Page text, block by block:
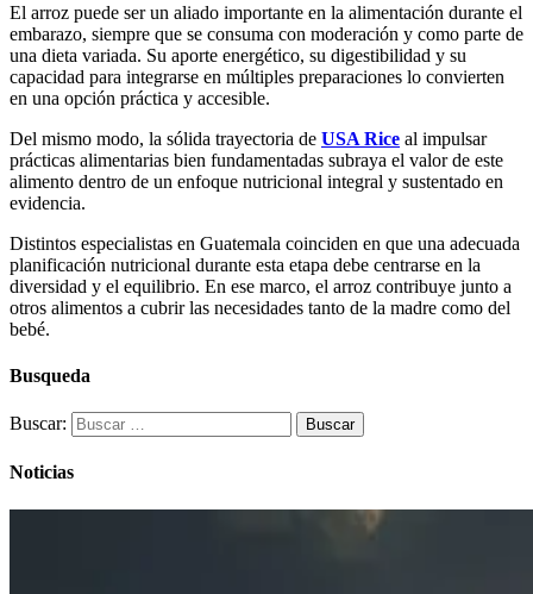
El arroz puede ser un aliado importante en la alimentación durante el
embarazo, siempre que se consuma con moderación y como parte de
una dieta variada. Su aporte energético, su digestibilidad y su
capacidad para integrarse en múltiples preparaciones lo convierten
en una opción práctica y accesible.
Del mismo modo, la sólida trayectoria de USA Rice al impulsar
prácticas alimentarias bien fundamentadas subraya el valor de este
alimento dentro de un enfoque nutricional integral y sustentado en
evidencia.
Distintos especialistas en Guatemala coinciden en que una adecuada
planificación nutricional durante esta etapa debe centrarse en la
diversidad y el equilibrio. En ese marco, el arroz contribuye junto a
otros alimentos a cubrir las necesidades tanto de la madre como del
bebé.
Busqueda
Buscar:
Noticias